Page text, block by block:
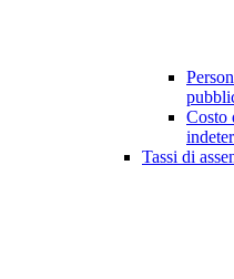
Costo
Tassi di